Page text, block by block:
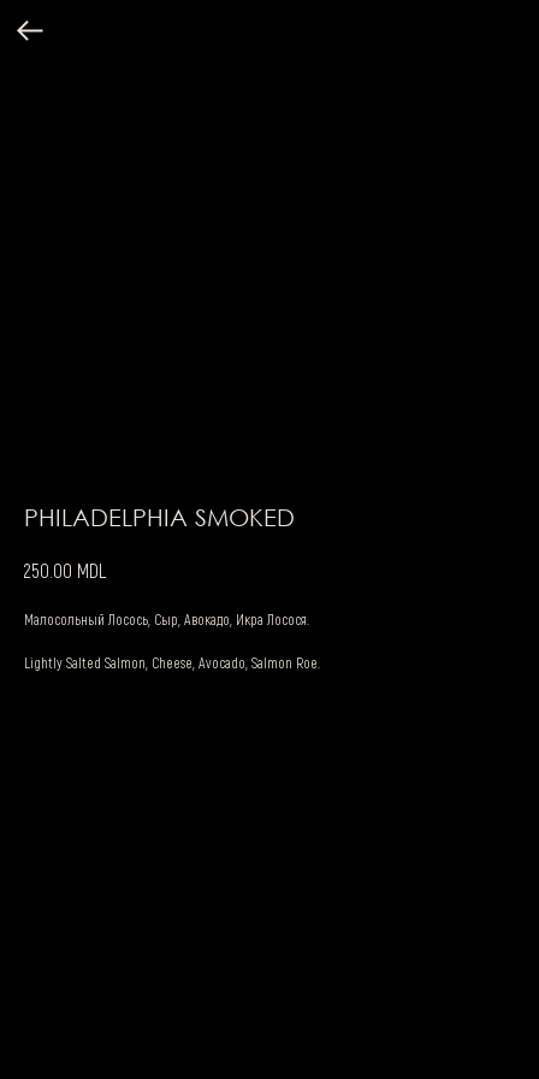
PHILADELPHIA SMOKED
250.00 MDL
Малосольный Лосось, Сыр, Авокадо, Икра Лосося.
Lightly Salted Salmon, Cheese, Avocado, Salmon Roe.